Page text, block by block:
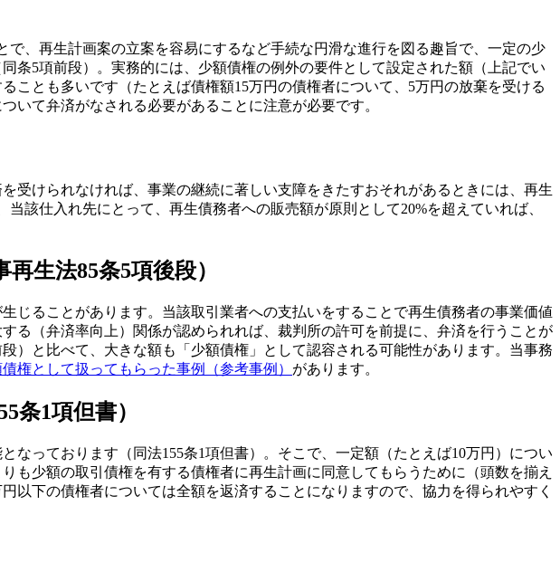
、再生計画案の立案を容易にするなど手続な円滑な進行を図る趣旨で、一定の少
条5項前段）。実務的には、少額債権の例外の要件として設定された額（上記でい
ことも多いです（たとえば債権額15万円の債権者について、5万円の放棄を受ける
いて弁済がなされる必要があることに注意が必要です。
受けられなければ、事業の継続に著しい支障をきたすおそれがあるときには、再生
該仕入れ先にとって、再生債務者への販売額が原則として20%を超えていれば、
生法85条5項後段）
じることがあります。当該取引業者への支払いをすることで再生債務者の事業価値
る（弁済率向上）関係が認められれば、裁判所の許可を前提に、弁済を行うことが
）と比べて、大きな額も「少額債権」として認容される可能性があります。当事務
権として扱ってもらった事例（参考事例） があります。
1項但書）
っております（同法155条1項但書）。そこで、一定額（たとえば10万円）につい
少額の取引債権を有する債権者に再生計画に同意してもらうために（頭数を揃え
以下の債権者については全額を返済することになりますので、協力を得られやすく